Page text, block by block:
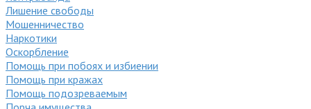
Лишение свободы
Мошенничество
Наркотики
Оскорбление
Помощь при побоях и избиении
Помощь при кражах
Помощь подозреваемым